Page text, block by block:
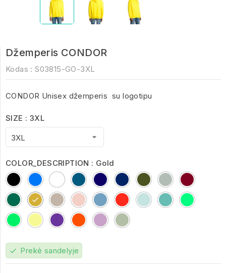
Džemperis CONDOR
Kodas : S03815-GO-3XL
CONDOR Unisex džemperis su logotipu
SIZE : 3XL
COLOR_DESCRIPTION : Gold
BlackBlue WhiteCharcoal
Melange
French
Navy
royal
blue
army ash
bottle
green
Gold Grey
Melange
2
creamy
pink
Creamy
Blue
Bright
Red
Arctic
Blue
Pool
Blue
Spring
Green
Frozen
Green
Light
Yellow
Astral
Purple
Pop
Orange
Lilac Creamy
Green
check Prekė sandelyje